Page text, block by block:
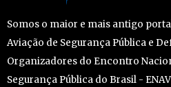
Somos o maior e mais antigo
Aviação de Segurança Pública e
Organizadores do Encontro
Segurança Pública do Brasil -